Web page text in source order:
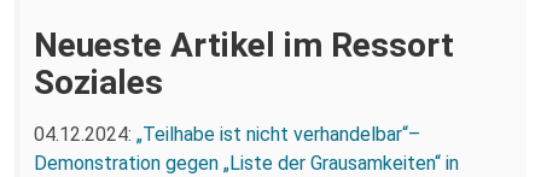
Neueste Artikel im Ressort
Soziales
04.12.2024: „Teilhabe ist nicht verhandelbar“–
Demonstration gegen „Liste der Grausamkeiten“ in